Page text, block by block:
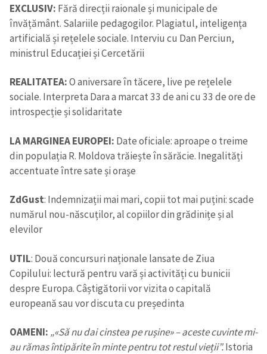
EXCLUSIV: Fără direcții raionale și municipale de
învățământ. Salariile pedagogilor. Plagiatul, inteligența
artificială și rețelele sociale. Interviu cu Dan Perciun,
ministrul Educației și Cercetării
REALITATEA:O aniversare în tăcere, live pe rețelele
sociale. Interpreta Dara a marcat 33 de ani cu 33 de ore de
introspecție și solidaritate
LA MARGINEA EUROPEI: Date oficiale: aproape o treime
din populația R. Moldova trăiește în sărăcie. Inegalități
accentuate între sate și orașe
ZdGust: Indemnizații mai mari, copii tot mai puțini: scade
numărul nou-născuților, al copiilor din grădinițe și al
elevilor
UTIL: Două concursuri naționale lansate de Ziua
Copilului: lectură pentru vară și activități cu bunicii
despre Europa. Câștigătorii vor vizita o capitală
europeană sau vor discuta cu președinta
OAMENI: „«Să nu dai cinstea pe rușine» – aceste cuvinte mi-
au rămas întipărite în minte pentru tot restul vieții”.Istoria